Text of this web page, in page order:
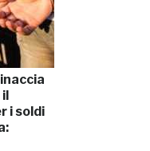
i soldi